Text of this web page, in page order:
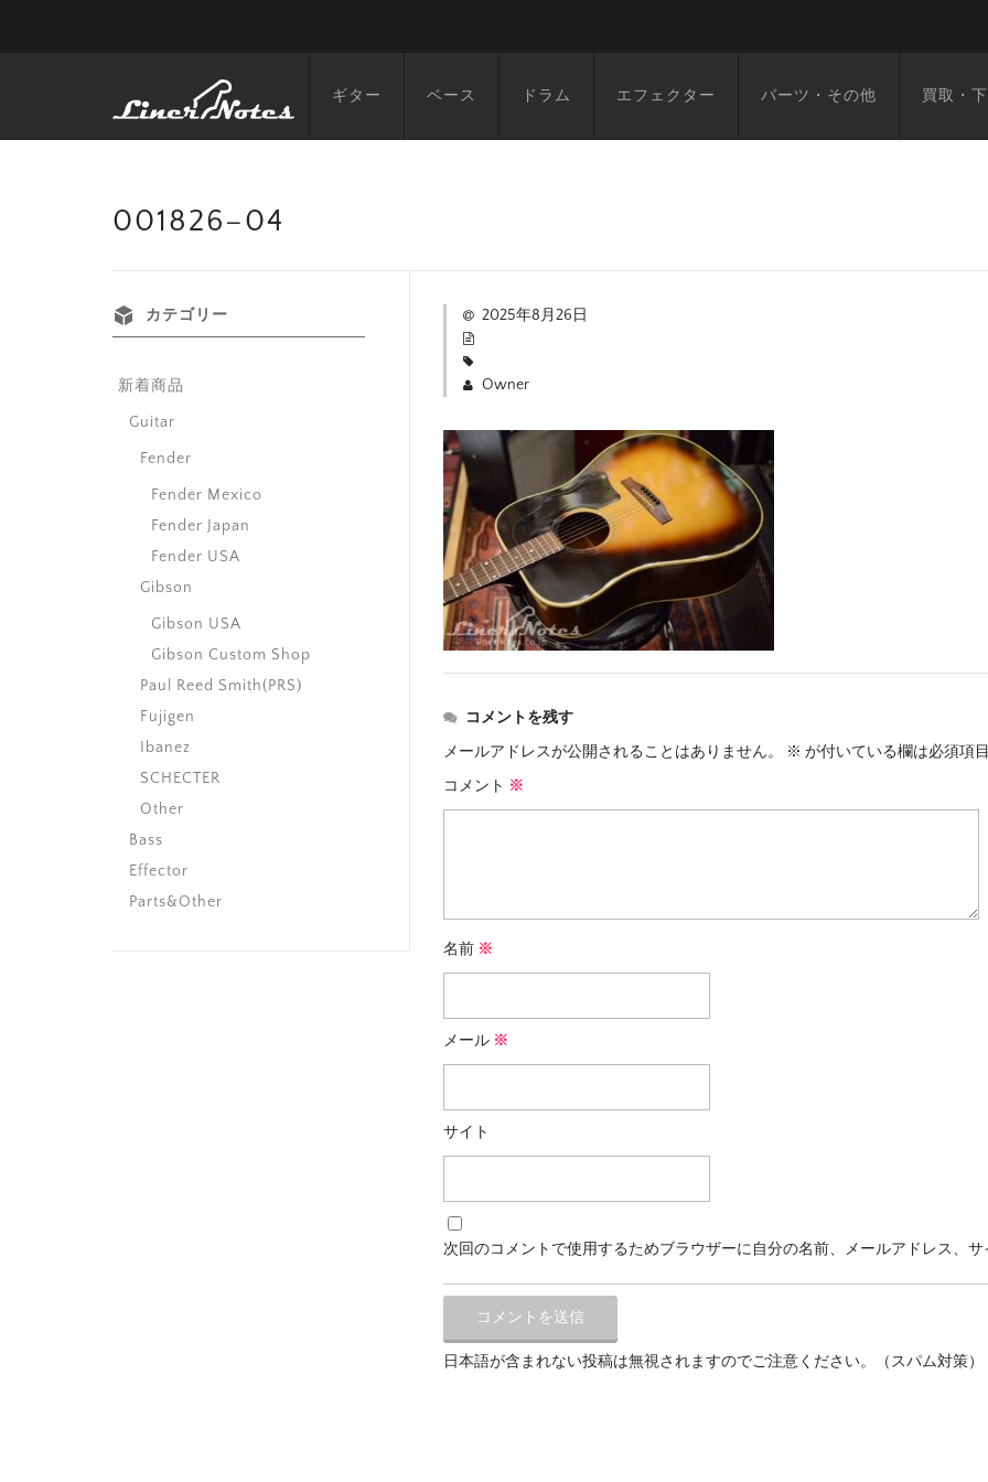
ギター ベース ドラム エフェクター パーツ・その他 買取・
001826–04
2025年8月26日
Owner
コメントを残す
メールアドレスが公開されることはありません。
※ が付いている欄は必須項
コメント ※
名前 ※
メール ※
サイト
次回のコメントで使用するためブラウザーに自分の名前、メールアドレス、
日本語が含まれない投稿は無視されますのでご注意ください。（スパム対策）
カテゴリー
新着商品
Guitar
Fender
Fender Mexico
Fender Japan
Fender USA
Gibson
Gibson USA
Gibson Custom Shop
Paul Reed Smith(PRS)
Fujigen
Ibanez
SCHECTER
Other
Bass
Effector
Parts&Other